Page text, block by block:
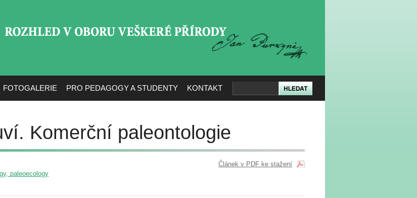
FOTOGALERIE PRO PEDAGOGY A STUDENTY KONTAKT
Komerční paleontologie
paleoecology
Článek v PDF ke stažení